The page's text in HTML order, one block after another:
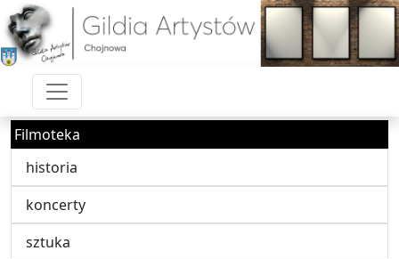
Filmoteka
historia
koncerty
sztuka